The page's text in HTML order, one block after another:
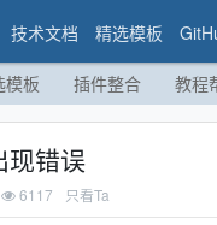
技术文档 精选模板
模板 插件整合 教程
现错误
6117 只看Ta